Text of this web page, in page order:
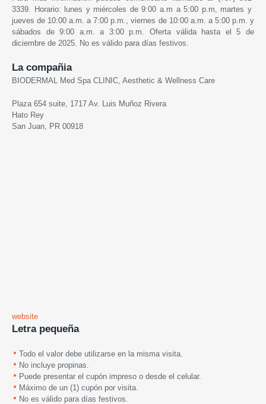
3339. Horario: lunes y miércoles de 9:00 a.m a 5:00 p.m, martes y
jueves de 10:00 a.m. a 7:00 p.m., viernes de 10:00 a.m. a 5:00 p.m. y
sábados de 9:00 a.m. a 3:00 p.m. Oferta válida hasta el 5 de
diciembre de 2025. No es válido para días festivos.
La compañia
BIODERMAL Med Spa CLINIC, Aesthetic & Wellness Care
Plaza 654 suite, 1717 Av. Luis Muñoz Rivera
Hato Rey
San Juan, PR 00918
website
Letra pequeña
Todo el valor debe utilizarse en la misma visita.
No incluye propinas.
Puede presentar el cupón impreso o desde el celular.
Máximo de un (1) cupón por visita.
No es válido para días festivos.